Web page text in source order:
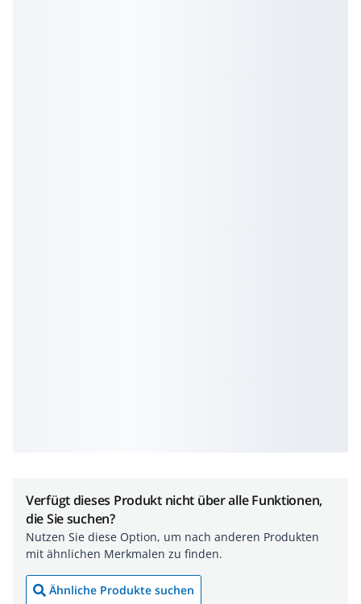
Verfügt dieses Produkt nicht über alle Funktionen,
die Sie suchen?
Nutzen Sie diese Option, um nach anderen Produkten
mit ähnlichen Merkmalen zu finden.
Ähnliche Produkte suchen